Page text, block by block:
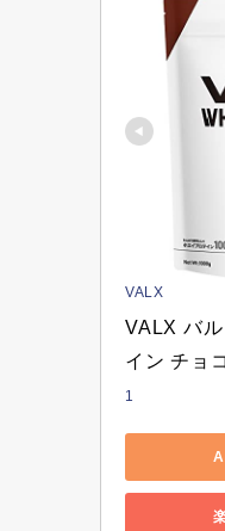
VALX
VALX バ
イン チョ
1